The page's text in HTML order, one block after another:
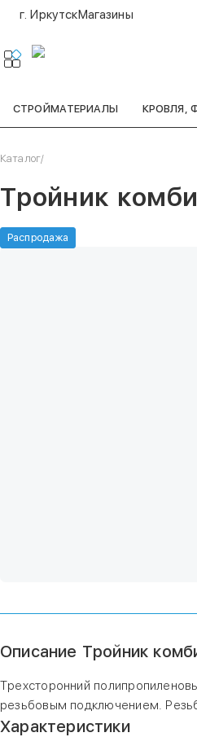
г. ИркутскМагазины
СТРОЙМАТЕРИАЛЫ КРОВЛЯ,
Каталог/
Тройник
Распродажа
Описание Тройник
Трехсторонний
резьбовым подключением.
Характеристики